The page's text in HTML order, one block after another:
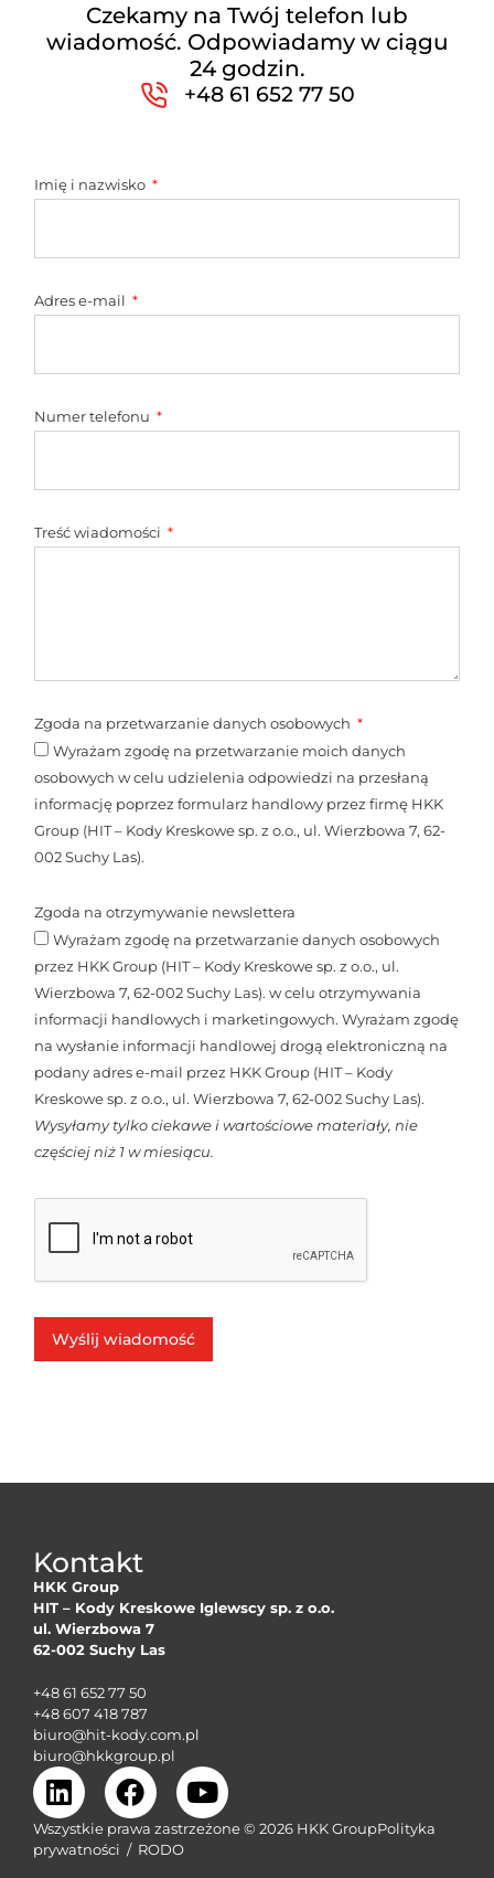
Czekamy na Twój telefon lub
wiadomość. Odpowiadamy w ciągu
24 godzin.
+48 61 652 77 50
Imię i nazwisko
Adres e-mail
Numer telefonu
Treść wiadomości
Zgoda na przetwarzanie danych osobowych
Wyrażam zgodę na przetwarzanie moich danych
osobowych w celu udzielenia odpowiedzi na przesłaną
informację poprzez formularz handlowy przez firmę HKK
Group (HIT – Kody Kreskowe sp. z o.o., ul. Wierzbowa 7, 62-
002 Suchy Las).
Zgoda na otrzymywanie newslettera
Wyrażam zgodę na przetwarzanie danych osobowych
przez HKK Group (HIT – Kody Kreskowe sp. z o.o., ul.
Wierzbowa 7, 62-002 Suchy Las). w celu otrzymywania
informacji handlowych i marketingowych. Wyrażam zgodę
na wysłanie informacji handlowej drogą elektroniczną na
podany adres e-mail przez HKK Group (HIT – Kody
Kreskowe sp. z o.o., ul. Wierzbowa 7, 62-002 Suchy Las).
Wysyłamy tylko ciekawe i wartościowe materiały, nie
częściej niż 1 w miesiącu.
Wyślij wiadomość
Kontakt
HKK Group
HIT – Kody Kreskowe Iglewscy sp. z o.o.
ul. Wierzbowa 7
62-002 Suchy Las
+48 61 652 77 50
+48 607 418 787
biuro@hit-kody.com.pl
biuro@hkkgroup.pl
Wszystkie prawa zastrzeżone © 2026 HKK GroupPolityka
prywatności / RODO